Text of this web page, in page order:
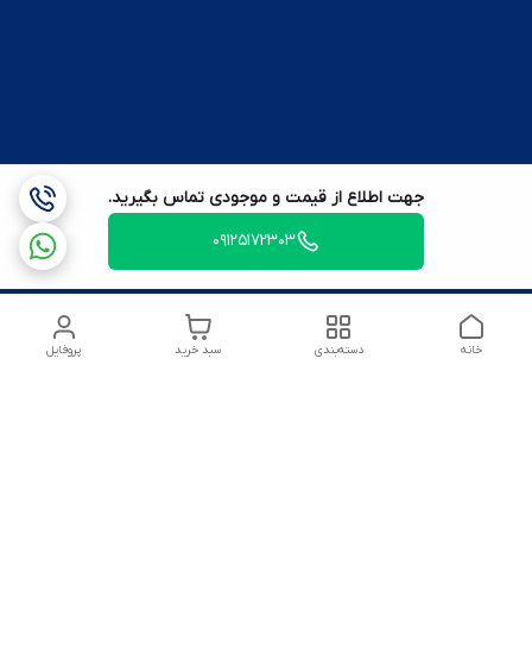
جهت اطلاع از قیمت و موجودی تماس بگیرید.
09125172303
پروفایل سبد خرید دسته‌بندی خانه